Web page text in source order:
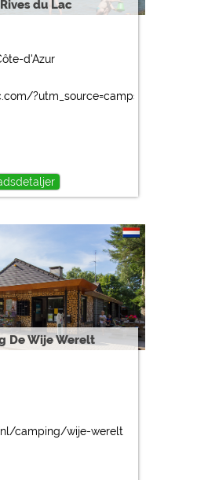
du Lac
d'Azur
?utm_source=camps-
De Wije Werelt
camping/wije-werelt